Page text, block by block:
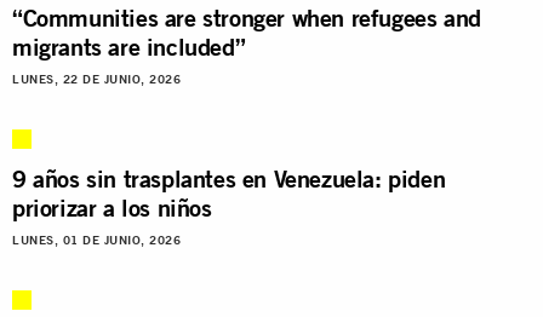
“Communities are stronger when refugees and
migrants are included”
LUNES, 22 DE JUNIO, 2026
9 años sin trasplantes en Venezuela: piden
priorizar a los niños
LUNES, 01 DE JUNIO, 2026